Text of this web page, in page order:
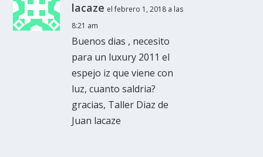
lacaze el febrero 1, 2018 a las
8:21 am
Buenos dias , necesito
para un luxury 2011 el
espejo iz que viene con
luz, cuanto saldria?
gracias, Taller Diaz de
Juan lacaze